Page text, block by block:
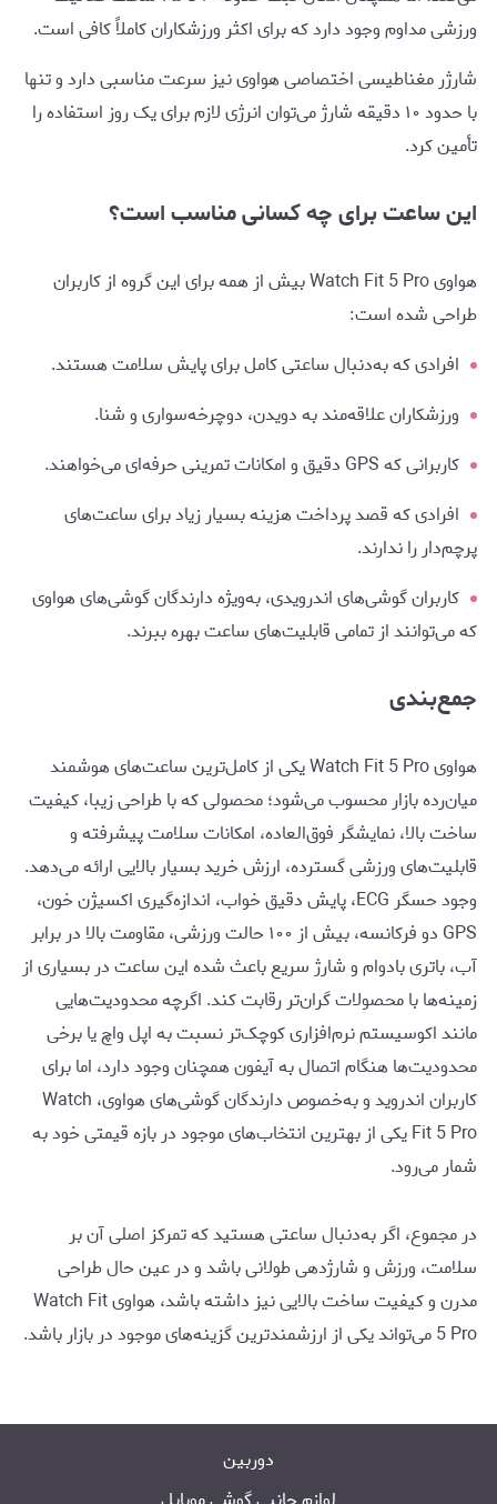
ورزشی مداوم وجود دارد که برای اکثر ورزشکاران کاملاً کافی است.
شارژر مغناطیسی اختصاصی هواوی نیز سرعت مناسبی دارد و تنها
با حدود ۱۰ دقیقه شارژ می‌توان انرژی لازم برای یک روز استفاده را
تأمین کرد.
این ساعت برای چه کسانی مناسب است؟
هواوی Watch Fit 5 Pro بیش از همه برای این گروه از کاربران
طراحی شده است:
افرادی که به‌دنبال ساعتی کامل برای پایش سلامت هستند.
ورزشکاران علاقه‌مند به دویدن، دوچرخه‌سواری و شنا.
کاربرانی که GPS دقیق و امکانات تمرینی حرفه‌ای می‌خواهند.
افرادی که قصد پرداخت هزینه بسیار زیاد برای ساعت‌های
پرچم‌دار را ندارند.
کاربران گوشی‌های اندرویدی، به‌ویژه دارندگان گوشی‌های هواوی
که می‌توانند از تمامی قابلیت‌های ساعت بهره ببرند.
جمع‌بندی
هواوی Watch Fit 5 Pro یکی از کامل‌ترین ساعت‌های هوشمند
میان‌رده بازار محسوب می‌شود؛ محصولی که با طراحی زیبا، کیفیت
ساخت بالا، نمایشگر فوق‌العاده، امکانات سلامت پیشرفته و
قابلیت‌های ورزشی گسترده، ارزش خرید بسیار بالایی ارائه می‌دهد.
وجود حسگر ECG، پایش دقیق خواب، اندازه‌گیری اکسیژن خون،
GPS دو فرکانسه، بیش از ۱۰۰ حالت ورزشی، مقاومت بالا در برابر
آب، باتری بادوام و شارژ سریع باعث شده این ساعت در بسیاری از
زمینه‌ها با محصولات گران‌تر رقابت کند. اگرچه محدودیت‌هایی
مانند اکوسیستم نرم‌افزاری کوچک‌تر نسبت به اپل واچ یا برخی
محدودیت‌ها هنگام اتصال به آیفون همچنان وجود دارد، اما برای
کاربران اندروید و به‌خصوص دارندگان گوشی‌های هواوی، Watch
Fit 5 Pro یکی از بهترین انتخاب‌های موجود در بازه قیمتی خود به
شمار می‌رود.
در مجموع، اگر به‌دنبال ساعتی هستید که تمرکز اصلی آن بر
سلامت، ورزش و شارژدهی طولانی باشد و در عین حال طراحی
مدرن و کیفیت ساخت بالایی نیز داشته باشد، هواوی Watch Fit
5 Pro می‌تواند یکی از ارزشمندترین گزینه‌های موجود در بازار باشد.
دوربین